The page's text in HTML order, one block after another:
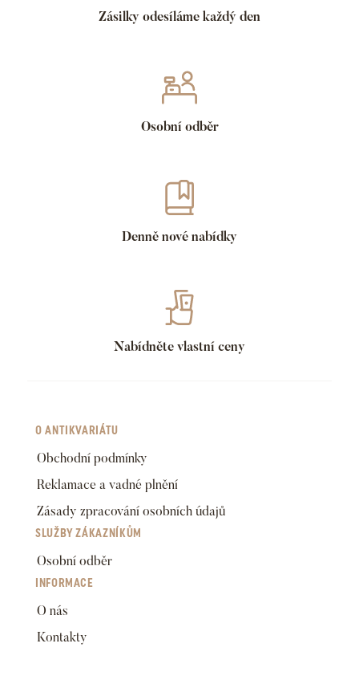
Zásilky odesíláme každý den
Osobní odběr
Denně nové nabídky
Nabídněte vlastní ceny
O ANTIKVARIÁTU
Obchodní podmínky
Reklamace a vadné plnění
Zásady zpracování osobních údajů
SLUŽBY ZÁKAZNÍKŮM
Osobní odběr
INFORMACE
O nás
Kontakty